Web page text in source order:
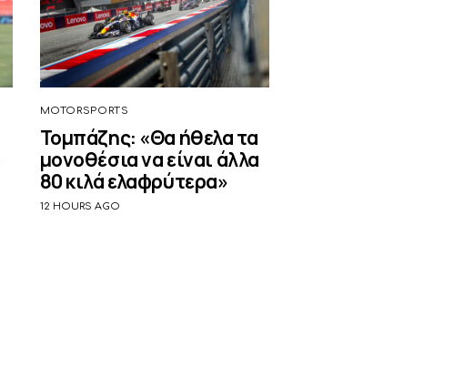
MOTORSPORTS
Τομπάζης: «Θα ήθελα τα
μονοθέσια να είναι άλλα
80 κιλά ελαφρύτερα»
12 HOURS AGO